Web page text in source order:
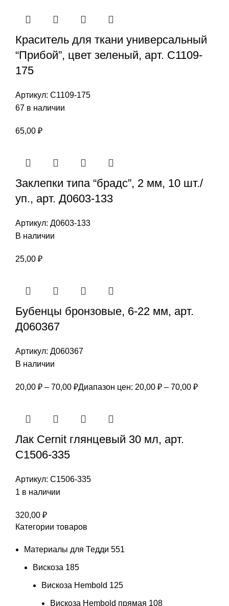
Краситель для ткани универсальный
“Прибой”, цвет зеленый, арт. С1109-
175
Артикул: С1109-175
67 в наличии
65,00 ₽
Заклепки типа “брадс”, 2 мм, 10 шт./
уп., арт. Д0603-133
Артикул: Д0603-133
В наличии
25,00 ₽
Бубенцы бронзовые, 6-22 мм, арт.
Д060367
Артикул: Д060367
В наличии
20,00 ₽ – 70,00 ₽Диапазон цен: 20,00 ₽ – 70,00 ₽
Лак Cernit глянцевый 30 мл, арт.
С1506-335
Артикул: С1506-335
1 в наличии
320,00 ₽
Категории товаров
Материалы для Тедди 551
Вискоза 185
Вискоза Hembold 125
Вискоза Hembold прямая 108